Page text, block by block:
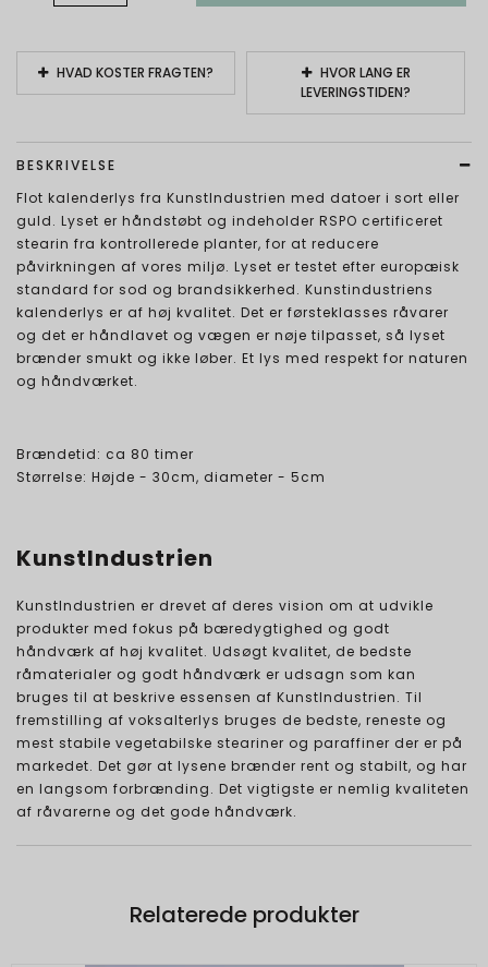
HVAD KOSTER FRAGTEN?
HVOR LANG ER
LEVERINGSTIDEN?
BESKRIVELSE
Flot kalenderlys fra KunstIndustrien med datoer i sort eller
guld. Lyset er håndstøbt og indeholder RSPO certificeret
stearin fra kontrollerede planter, for at reducere
påvirkningen af vores miljø. Lyset er testet efter europæisk
standard for sod og brandsikkerhed. Kunstindustriens
kalenderlys er af høj kvalitet. Det er førsteklasses råvarer
og det er håndlavet og vægen er nøje tilpasset, så lyset
brænder smukt og ikke løber. Et lys med respekt for naturen
og håndværket.
Brændetid: ca 80 timer
Størrelse: Højde - 30cm, diameter - 5cm
KunstIndustrien
KunstIndustrien er drevet af deres vision om at udvikle
produkter med fokus på bæredygtighed og godt
håndværk af høj kvalitet. Udsøgt kvalitet, de bedste
råmaterialer og godt håndværk er udsagn som kan
bruges til at beskrive essensen af KunstIndustrien. Til
fremstilling af voksalterlys bruges de bedste, reneste og
mest stabile vegetabilske steariner og paraffiner der er på
markedet. Det gør at lysene brænder rent og stabilt, og har
en langsom forbrænding. Det vigtigste er nemlig kvaliteten
af råvarerne og det gode håndværk.
Relaterede produkter